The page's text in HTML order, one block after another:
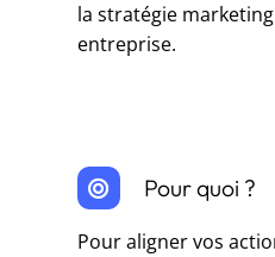
la stratégie
entreprise.
Pour quoi ?
Pour aligner vos